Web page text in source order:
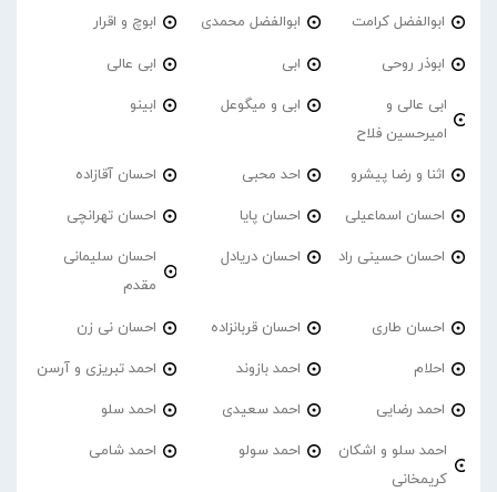
ابوالفضل کرامت ابوالفضل محمدی ابوچ و اقرار
ابوذر روحی ابی ابی عالی
ابی عالی و
امیرحسین فلاح
ابی و میگوعل ابینو
اثنا و رضا پیشرو احد محبی احسان آقازاده
احسان اسماعیلی احسان پایا احسان تهرانچی
احسان حسینی راد احسان دریادل
احسان سلیمانی
مقدم
احسان طاری احسان قربانزاده احسان نی زن
احلام احمد بازوند احمد تبریزی و آرسن
احمد‌ رضایی احمد سعیدی احمد سلو
احمد سلو و اشکان
کریمخانی
احمد سولو احمد شامی